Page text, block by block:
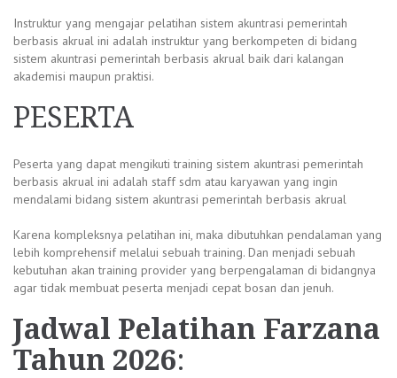
Instruktur yang mengajar pelatihan sistem akuntrasi pemerintah
berbasis akrual ini adalah instruktur yang berkompeten di bidang
sistem akuntrasi pemerintah berbasis akrual baik dari kalangan
akademisi maupun praktisi.
PESERTA
Peserta yang dapat mengikuti training sistem akuntrasi pemerintah
berbasis akrual ini adalah staff sdm atau karyawan yang ingin
mendalami bidang sistem akuntrasi pemerintah berbasis akrual
Karena kompleksnya pelatihan ini, maka dibutuhkan pendalaman yang
lebih komprehensif melalui sebuah training. Dan menjadi sebuah
kebutuhan akan training provider yang berpengalaman di bidangnya
agar tidak membuat peserta menjadi cepat bosan dan jenuh.
Jadwal Pelatihan Farzana
Tahun 2026: